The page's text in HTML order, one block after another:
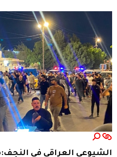
الشيوعي العراقي في